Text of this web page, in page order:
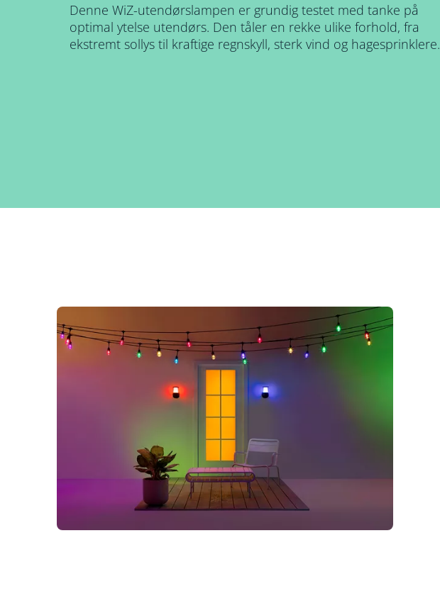
Denne WiZ-utendørslampen er grundig testet med tanke på
optimal ytelse utendørs. Den tåler en rekke ulike forhold, fra
ekstremt sollys til kraftige regnskyll, sterk vind og hagesprinklere.